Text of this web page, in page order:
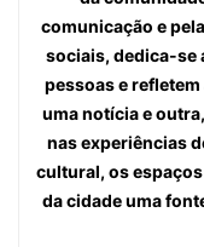
comunicação e
sociais, dedica-se
pessoas e
uma notícia e
nas experiências
cultural, os
da cidade uma